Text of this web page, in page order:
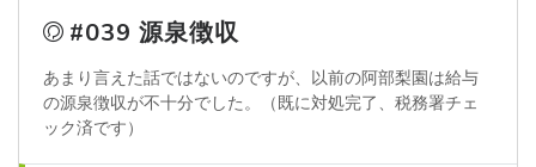
#039 源泉徴収
あまり言えた話ではないのですが、以前の阿部梨園は給与
の源泉徴収が不十分でした。（既に対処完了、税務署チェ
ック済です）